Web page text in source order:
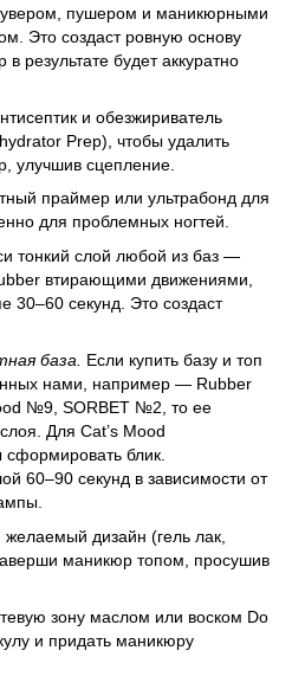
пушером и маникюрными
Это создаст ровную основу
результате будет аккуратно
и обезжириватель
Prep), чтобы удалить
улучшив сцепление.
праймер или ультрабонд для
для проблемных ногтей.
тонкий слой любой из баз —
втирающими движениями,
30–60 секунд. Это создаст
база. Если купить базу и топ
нами, например — Rubber
№9, SORBET №2, то ее
Для Cat’s Mood
сформировать блик.
60–90 секунд в зависимости от
дизайн (гель лак,
маникюр топом, просушив
зону маслом или воском Do
и придать маникюру